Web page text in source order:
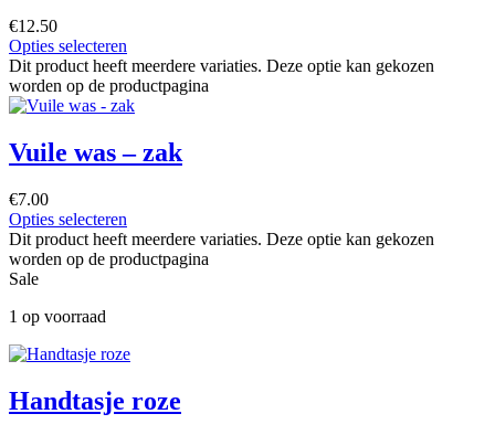
€12.50
Opties selecteren
Dit product heeft meerdere variaties. Deze optie kan gekozen
worden op de productpagina
Vuile was – zak
€7.00
Opties selecteren
Dit product heeft meerdere variaties. Deze optie kan gekozen
worden op de productpagina
Sale
1 op voorraad
Handtasje roze